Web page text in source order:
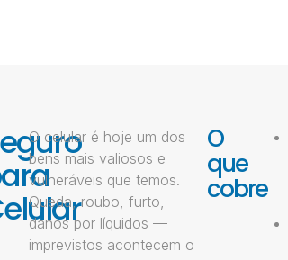
O celular é hoje um dos
bens mais valiosos e
vulneráveis que temos.
Queda, roubo, furto,
danos por líquidos —
imprevistos acontecem o
O
que
cobre